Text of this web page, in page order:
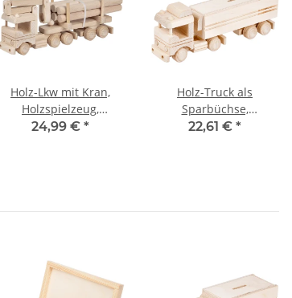
Holz-Lkw mit Kran,
Holzspielzeug,
Kinderspielzeug,
24,99 € *
Holz-Truck als
Sparbüchse,
Holzspielzeug,
22,61 € *